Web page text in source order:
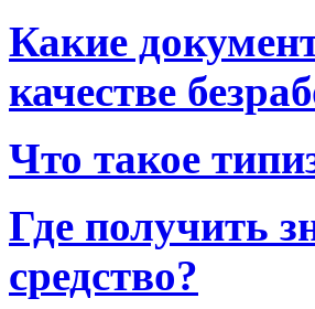
Какие
качестве
Что такое
Где получить
средство?